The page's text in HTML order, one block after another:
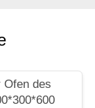
Ofen des